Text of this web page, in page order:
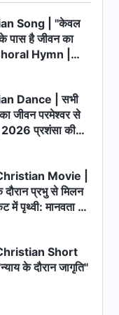
| परमेश्वर
| परमेश्वर
पर तय करता
है
| अपने
ही सार्थक
| सत्य को
वाणी सुन
| केवल
Song | "केवल
पास है जीवन का
Hymn |
Dance | सभी
का जीवन परमेश्वर से
प्रशंसा की
Movie |
दौरान प्रभु से मिलन
पृथ्वी: मानवता का
Short
के दौरान जागृति"